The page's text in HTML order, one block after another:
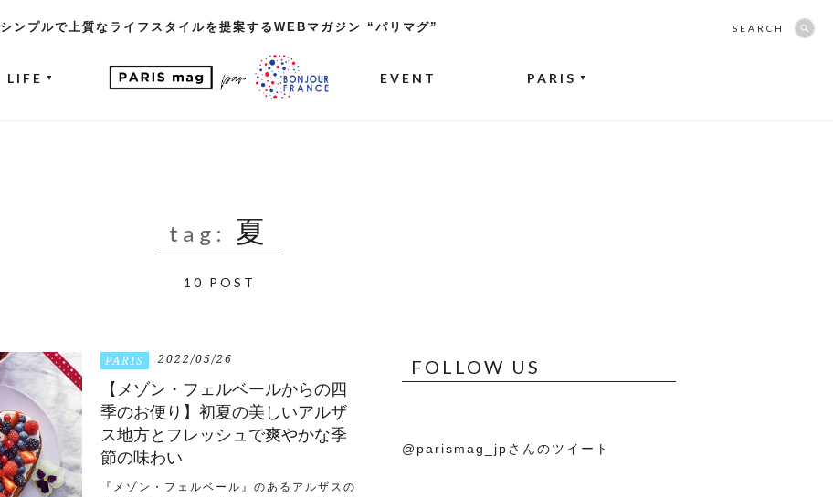
シンプルで上質なライフスタイルを提案するWEBマガジン “パリマグ”
LIFE ▼ EVENT PARIS ▼
SEARCH
tag: 夏
10 POST
PARIS 2022/05/26
【メゾン・フェルベールからの四
季のお便り】初夏の美しいアルザ
ス地方とフレッシュで爽やかな季
節の味わい
『メゾン・フェルベール』のあるアルザスの
FOLLOW US
@parismag_jpさんのツイート